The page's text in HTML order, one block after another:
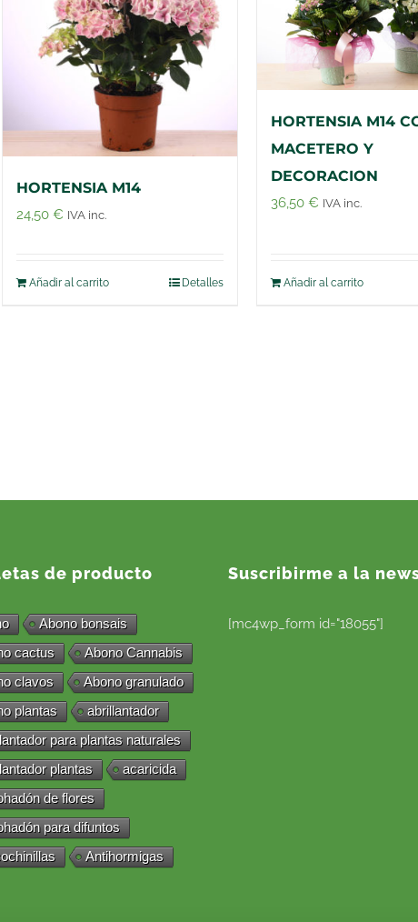
HORTENSIA M14
24,50 € IVA inc.
Añadir al carrito Detalles
HORTENSIA M14
MACETERO Y
DECORACION
36,50 € IVA inc.
Añadir al carrito
de producto
Abono bonsais
cactus
Abono Cannabis
clavos
Abono granulado
plantas
abrillantador
para plantas naturales
plantas
acaricida
de flores
para difuntos
Antihormigas
Suscribirme a la
[mc4wp_form id="18055"]